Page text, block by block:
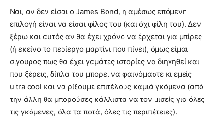
Ναι, αν δεν είσαι ο James Bond, η αμέσως επόμενη
επιλογή είναι να είσαι φίλος του (και όχι φίλη του). Δεν
ξέρω και αυτός αν θα έχει χρόνο να έρχεται για μπίρες
(ή εκείνο το περίεργο μαρτίνι που πίνει), όμως είμαι
σίγουρος πως θα έχει γαμάτες ιστορίες να διηγηθεί και
που ξέρεις, δίπλα του μπορεί να φαινόμαστε κι εμείς
ultra cool και να ρίξουμε επιτέλους καμιά γκόμενα (από
την άλλη θα μπορούσες κάλλιστα να τον μισείς για όλες
τις γκόμενες, όλα τα ποτά, όλες τις περιπέτειες).